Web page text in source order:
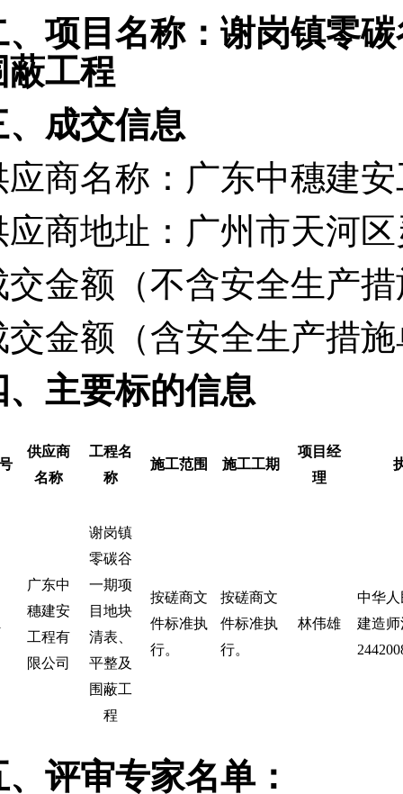
、项目名称： 谢岗镇零
蔽工程
、成交信息
应商名称：广东中穗建
商地址： 广州市天河
交金额（不含安全生产
交金额（含安全生产措
主要标的信息
供应商
名称
工程名
称
施工范围 施工工期
项目经
理
广东中
穗建安
工程有
限公司
谢岗镇
零碳谷
一期项
目地块
清表、
平整及
围蔽工
程
按磋商文
件标准执
行。
按磋商文
件标准执
行。
林伟雄
中华
建造
、评审专家名单：